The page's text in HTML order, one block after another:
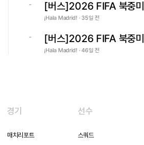
-
¡Hala Madrid! · 35일 전
-
¡Hala Madrid! · 46일 전
경기
매치리포트
선수
스쿼드